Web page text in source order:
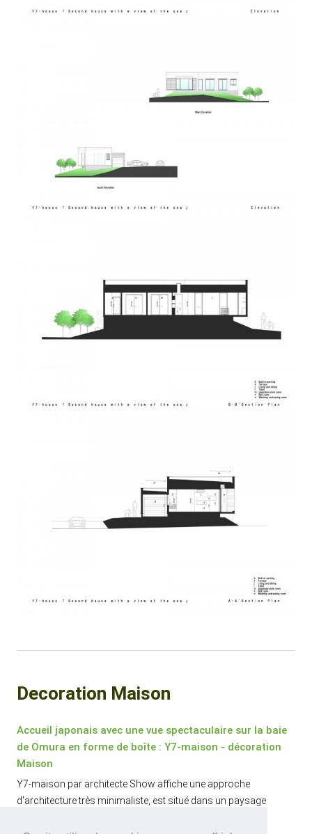
Decoration Maison
Accueil japonais avec une vue spectaculaire sur la baie
de Omura en forme de boîte : Y7-maison - décoration
Maison
Y7-maison par architecte Show affiche une approche
d'architecture très minimaliste, est situé dans un paysage